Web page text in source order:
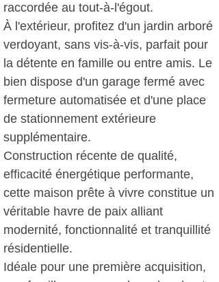
raccordée au tout-à-l'égout.
À l'extérieur, profitez d'un jardin arboré
verdoyant, sans vis-à-vis, parfait pour
la détente en famille ou entre amis. Le
bien dispose d'un garage fermé avec
fermeture automatisée et d'une place
de stationnement extérieure
supplémentaire.
Construction récente de qualité,
efficacité énergétique performante,
cette maison prête à vivre constitue un
véritable havre de paix alliant
modernité, fonctionnalité et tranquillité
résidentielle.
Idéale pour une première acquisition,